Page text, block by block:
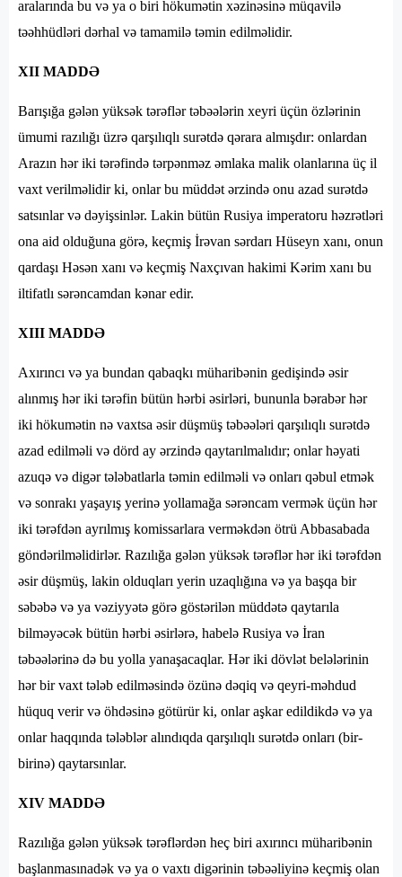
aralarında bu və ya o biri hökumətin xəzinəsinə müqavilə
təəhhüdləri dərhal və tamamilə təmin edilməlidir.
XII MADDƏ
Barışığa gələn yüksək tərəflər təbəələrin xeyri üçün özlərinin
ümumi razılığı üzrə qarşılıqlı surətdə qərara almışdır: onlardan
Arazın hər iki tərəfində tərpənməz əmlaka malik olanlarına üç il
vaxt verilməlidir ki, onlar bu müddət ərzində onu azad surətdə
satsınlar və dəyişsinlər. Lakin bütün Rusiya imperatoru həzrətləri
ona aid olduğuna görə, keçmiş İrəvan sərdarı Hüseyn xanı, onun
qardaşı Həsən xanı və keçmiş Naxçıvan hakimi Kərim xanı bu
iltifatlı sərəncamdan kənar edir.
XIII MADDƏ
Axırıncı və ya bundan qabaqkı müharibənin gedişində əsir
alınmış hər iki tərəfin bütün hərbi əsirləri, bununla bərabər hər
iki hökumətin nə vaxtsa əsir düşmüş təbəələri qarşılıqlı surətdə
azad edilməli və dörd ay ərzində qaytarılmalıdır; onlar həyati
azuqə və digər tələbatlarla təmin edilməli və onları qəbul etmək
və sonrakı yaşayış yerinə yollamağa sərəncam vermək üçün hər
iki tərəfdən ayrılmış komissarlara verməkdən ötrü Abbasabada
göndərilməlidirlər. Razılığa gələn yüksək tərəflər hər iki tərəfdən
əsir düşmüş, lakin olduqları yerin uzaqlığına və ya başqa bir
səbəbə və ya vəziyyətə görə göstərilən müddətə qaytarıla
bilməyəcək bütün hərbi əsirlərə, habelə Rusiya və İran
təbəələrinə də bu yolla yanaşacaqlar. Hər iki dövlət belələrinin
hər bir vaxt tələb edilməsində özünə dəqiq və qeyri-məhdud
hüquq verir və öhdəsinə götürür ki, onlar aşkar edildikdə və ya
onlar haqqında tələblər alındıqda qarşılıqlı surətdə onları (bir-
birinə) qaytarsınlar.
XIV MADDƏ
Razılığa gələn yüksək tərəflərdən heç biri axırıncı müharibənin
başlanmasınadək və ya o vaxtı digərinin təbəəliyinə keçmiş olan